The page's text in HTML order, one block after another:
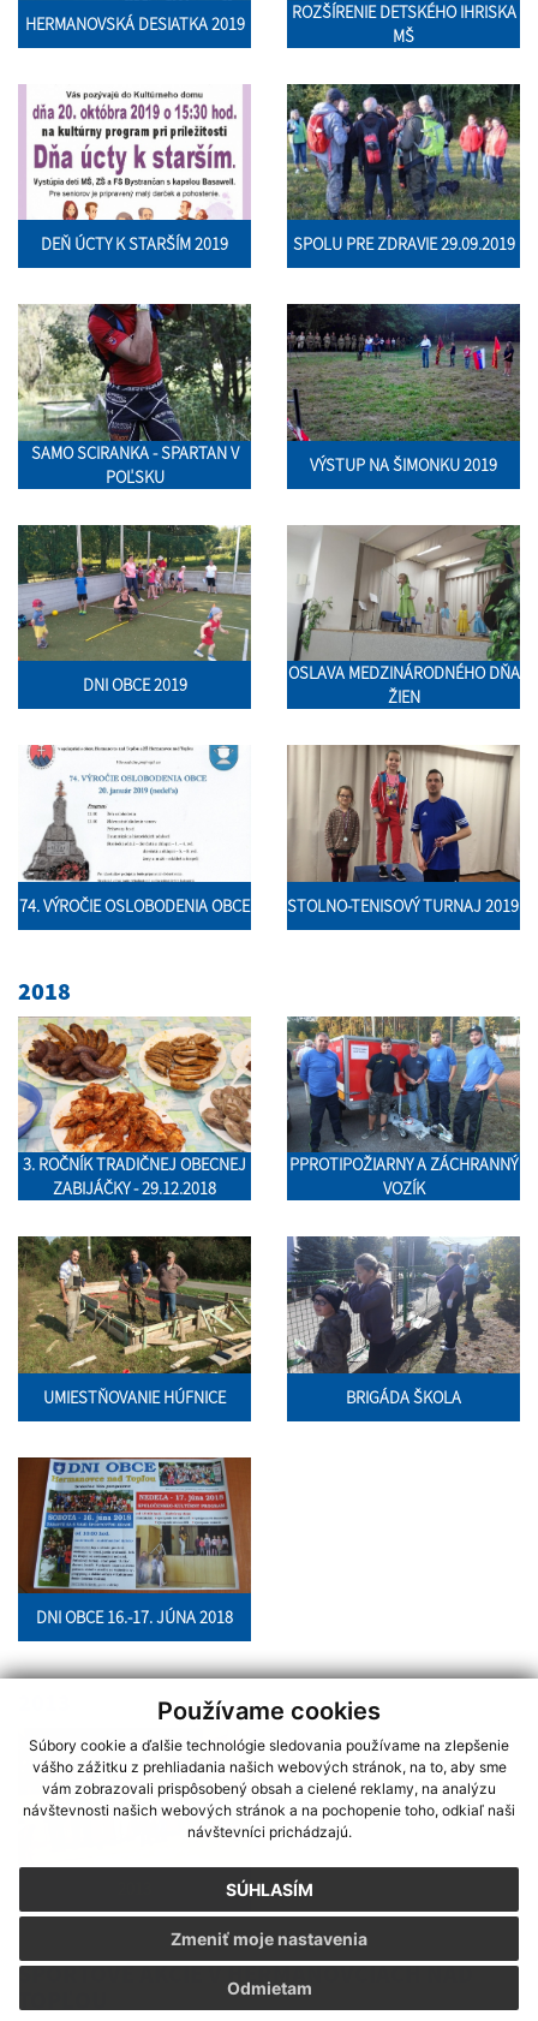
Používame cookies
Súbory cookie a ďalšie technológie sledovania používame na zlepšenie
vášho zážitku z prehliadania našich webových stránok, na to, aby sme
vám zobrazovali prispôsobený obsah a cielené reklamy, na analýzu
návštevnosti našich webových stránok a na pochopenie toho, odkiaľ naši
návštevníci prichádzajú.
SÚHLASÍM
Odmietam
Zmeniť moje nastavenia
HERMANOVSKÁ DESIATKA 2019
ROZŠÍRENIE DETSKÉHO IHRISKA
MŠ
DEŇ ÚCTY K STARŠÍM 2019 SPOLU PRE ZDRAVIE 29.09.2019
SAMO SCIRANKA - SPARTAN V
POĽSKU
VÝSTUP NA ŠIMONKU 2019
DNI OBCE 2019
OSLAVA MEDZINÁRODNÉHO DŇA
ŽIEN
74. VÝROČIE OSLOBODENIA OBCE STOLNO-TENISOVÝ TURNAJ 2019
2018
3. ROČNÍK TRADIČNEJ OBECNEJ
ZABIJÁČKY - 29.12.2018
PPROTIPOŽIARNY A ZÁCHRANNÝ
VOZÍK
UMIESTŇOVANIE HÚFNICE BRIGÁDA ŠKOLA
DNI OBCE 16.-17. JÚNA 2018
ŠPORTOVÉ AKCIE V HERMANOVCIACH NAD
TOPĽOU